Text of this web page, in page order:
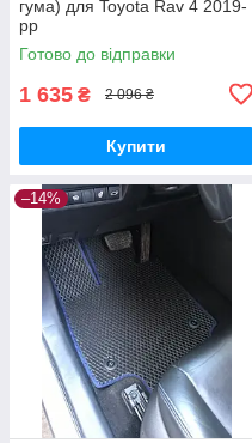
гума) для Toyota Rav 4 2019-
рр
Готово до відправки
1 635 ₴ 2 096 ₴
Купити
–14%